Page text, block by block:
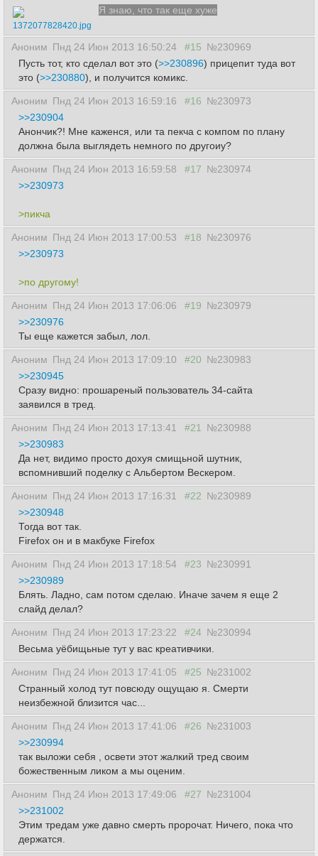
1372077828420.jpg
Я знаю, что так еще хуже
Аноним Пнд 24 Июн 2013 16:50:24 #15 №230969
Пусть тот, кто сделал вот это (>>230896) прицепит туда вот
это (>>230880), и получится комикс.
Аноним Пнд 24 Июн 2013 16:59:16 #16 №230973
>>230904
Анончик?! Мне каженся, или та пекча с компом по плану
должна была выглядеть немного по другоиу?
Аноним Пнд 24 Июн 2013 16:59:58 #17 №230974
>>230973
>пикча
Аноним Пнд 24 Июн 2013 17:00:53 #18 №230976
>>230973
>по другому!
Аноним Пнд 24 Июн 2013 17:06:06 #19 №230979
>>230976
Ты еще кажется забыл, лол.
Аноним Пнд 24 Июн 2013 17:09:10 #20 №230983
>>230945
Сразу видно: прошареный пользователь 34-сайта
заявился в тред.
Аноним Пнд 24 Июн 2013 17:13:41 #21
№230988
>>230983
Да нет, видимо просто дохуя смищьной шутник,
вспомнивший поделку с Альбертом Вескером.
Аноним Пнд 24 Июн 2013 17:16:31 #22 №230989
>>230948
Тогда вот так.
Firefox он и в макбуке Firefox
Аноним Пнд 24 Июн 2013 17:18:54 #23 №230991
>>230989
Блять. Ладно, сам потом сделаю. Иначе зачем я еще 2
слайд делал?
Аноним Пнд 24 Июн 2013 17:23:22 #24 №230994
Весьма уёбищьные тут у вас креативчики.
Аноним Пнд 24 Июн 2013 17:41:05 #25 №231002
Странный холод тут повсюду ощущаю я. Смерти
неизбежной близится час...
Аноним Пнд 24 Июн 2013 17:41:06 #26 №231003
>>230994
так выложи себя , освети этот жалкий тред своим
божественным ликом а мы оценим.
Аноним Пнд 24 Июн 2013 17:49:06 #27 №231004
>>231002
Этим тредам уже давно смерть пророчат. Ничего, пока что
держатся.